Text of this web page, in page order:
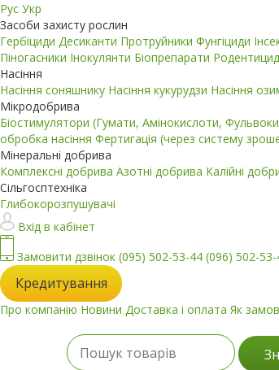
Рус Укр
Засоби захисту рослин
Гербіциди Десиканти Протруйники Фунгіциди
Піногасники Інокулянти Біопрепарати
Насіння
Насіння соняшнику Насіння кукурудзи Насіння
Мікродобрива
Біостимулятори (Гумати, Амінокислоти,
обробка насіння Фертигація (через систему
Мінеральні добрива
Комплексні добрива Азотні добрива Калійні
Сільгосптехніка
Глибокорозпушувачі
Вхід в кабінет
Замовити дзвінок (095) 502-53-44 (096) 502-
Кредитування
Про компанію Новини Доставка і оплата Як